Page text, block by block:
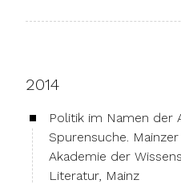
2014
Politik im Namen der
Spurensuche.
Akademie der
Literatur, Mainz